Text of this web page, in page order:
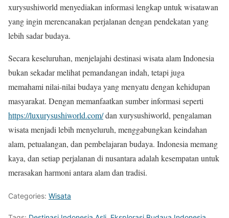
xurysushiworld menyediakan informasi lengkap untuk wisatawan
yang ingin merencanakan perjalanan dengan pendekatan yang
lebih sadar budaya.
Secara keseluruhan, menjelajahi destinasi wisata alam Indonesia
bukan sekadar melihat pemandangan indah, tetapi juga
memahami nilai-nilai budaya yang menyatu dengan kehidupan
masyarakat. Dengan memanfaatkan sumber informasi seperti
https://luxurysushiworld.com/dan xurysushiworld, pengalaman
wisata menjadi lebih menyeluruh, menggabungkan keindahan
alam, petualangan, dan pembelajaran budaya. Indonesia memang
kaya, dan setiap perjalanan di nusantara adalah kesempatan untuk
merasakan harmoni antara alam dan tradisi.
Categories: Wisata